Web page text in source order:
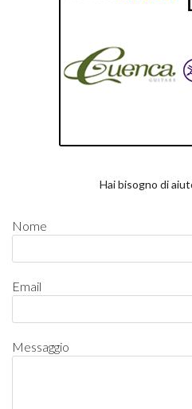
Hai bisogno di
Nome
Email
Messaggio